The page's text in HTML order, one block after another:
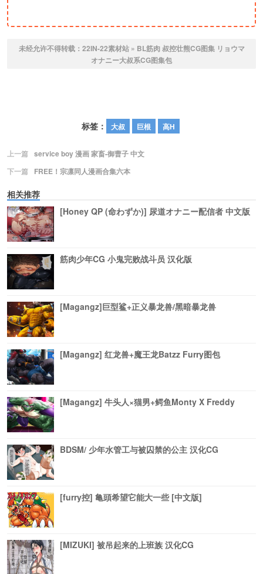
未经允许不得转载： 22IN-22素材站» BL筋肉 叔控壮熊CG图集 リョウマ
オナニー大叔系CG图集包
标签： 大叔 巨根 高H
上一篇 service boy 漫画 家畜-御曹子 中文
下一篇
FREE！宗凛同人漫画合集六本
相关推荐
[Honey QP (命わずか)] 尿道オナニー配信者 中文版
筋肉少年CG 小鬼完败战斗员 汉化版
[Magangz]巨型鲨+正义暴龙兽/黑暗暴龙兽
[Magangz] 红龙兽+魔王龙Batzz Furry图包
[Magangz] 牛头人×猫男+鳄鱼Monty X Freddy
BDSM/ 少年水管工与被囚禁的公主 汉化CG
[furry控] 亀頭希望它能大一些 [中文版]
[MIZUKI] 被吊起来的上班族 汉化CG